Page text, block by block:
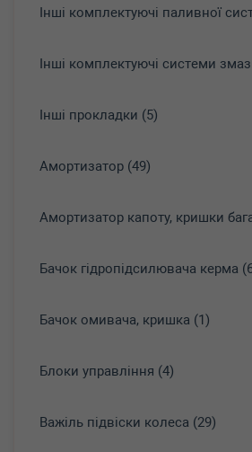
Інші комплектуючі паливної
Інші комплектуючі системи
Інші прокладки (5)
Амортизатор (49)
Амортизатор капоту, кришки
Бачок гідропідсилювача керма
Бачок омивача, кришка (1)
Блоки управління (4)
Важіль підвіски колеса (29)